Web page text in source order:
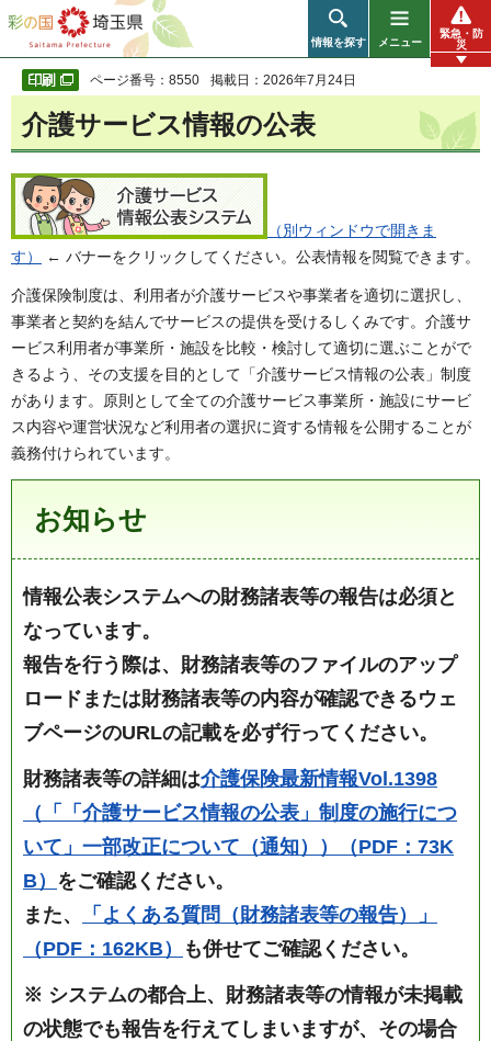
彩の国 埼玉県
情報を探す メニュー
緊急・防
災
ページ番号：8550 掲載日：2026年7月24日
介護サービス情報の公表
（別ウィンドウで開きま
す）
← バナーをクリックしてください。公表情報を閲覧できます。
介護保険制度は、利用者が介護サービスや事業者を適切に選択し、
事業者と契約を結んでサービスの提供を受けるしくみです。介護サ
ービス利用者が事業所・施設を比較・検討して適切に選ぶことがで
きるよう、その支援を目的として「介護サービス情報の公表」制度
があります。原則として全ての介護サービス事業所・施設にサービ
ス内容や運営状況など利用者の選択に資する情報を公開することが
義務付けられています。
お知らせ
情報公表システムへの財務諸表等の報告は必須と
なっています。
報告を行う際は、財務諸表等のファイルのアップ
ロードまたは財務諸表等の内容が確認できるウェ
ブページのURLの記載を必ず行ってください。
財務諸表等の詳細は介護保険最新情報Vol.1398
（「「介護サービス情報の公表」制度の施行につ
いて」一部改正について（通知））（PDF：73K
B） をご確認ください。
また、
「よくある質問（財務諸表等の報告）」
（PDF：162KB）
も併せてご確認ください。
※ システムの都合上、財務諸表等の情報が未掲載
の状態でも報告を行えてしまいますが、その場合